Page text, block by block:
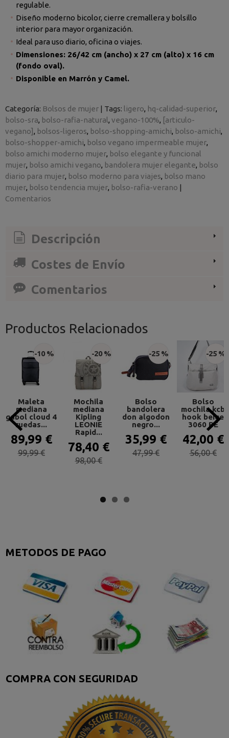
METODOS DE PAGO
COMPRA CON SEGURIDAD
regulable.
Diseño moderno bicolor, cierre cremallera y bolsillo
interior para mayor organización.
Ideal para uso diario, oficina o viajes.
Dimensiones: 26/42 cm (ancho) x 27 cm (alto) x 16 cm
(fondo oval).
Disponible en Marrón y Camel.
Categoría: Bolsos de mujer | Tags: ligero hq-calidad-superior
bolso-sra bolso-rafia-natural vegano-100% [articulo-
vegano]
bolsos-ligeros bolso-shopping-amichi bolso-amichi
bolso-shopper-amichi bolso vegano impermeable mujer
bolso amichi moderno mujer bolso elegante y funcional
mujer bolso amichi vegano bandolera mujer elegante bolso
diario para mujer bolso moderno para viajes bolso mano
mujer bolso tendencia mujer bolso-rafia-verano |
Comentarios
Descripción
Costes de Envío
Comentarios
Productos Relacionados
-10 %
Maleta
mediana
gabol cloud 4
ruedas...
89,99 €
99,99 €
-20 %
Mochila
mediana
Kipling
LEONIE
Rapid...
78,40 €
98,00 €
-25 %
Bolso
bandolera
don algodon
negro...
35,99 €
47,99 €
-25 %
Bolso
mochila kcb
hook beige
3060 BE
42,00 €
56,00 €